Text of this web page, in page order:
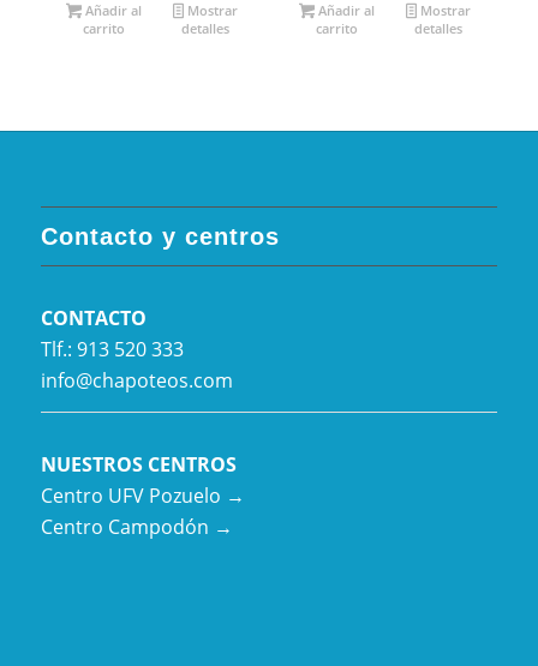
Añadir al
carrito
Mostrar
detalles
Añadir al
carrito
Mostrar
detalles
Contacto y centros
CONTACTO
Tlf.: 913 520 333
info@chapoteos.com
NUESTROS CENTROS
Centro UFV Pozuelo →
Centro Campodón →